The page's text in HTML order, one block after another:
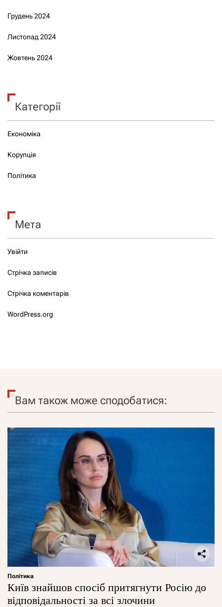
Грудень 2024
Листопад 2024
Жовтень 2024
Категорії
Економіка
Корупція
Політика
Мета
Увійти
Стрічка записів
Стрічка коментарів
WordPress.org
Вам також може сподобатися:
Політика
Київ знайшов спосіб притягнути Росію до
відповідальності за всі злочини